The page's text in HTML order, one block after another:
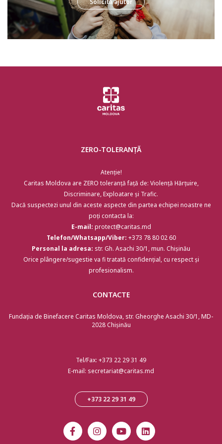
Solicită ajutor
ZERO-TOLERANȚĂ
Atenție!
Caritas Moldova are ZERO toleranță față de: Violență Hărțuire,
Discriminare, Exploatare și Trafic.
Dacă suspectezi unul din aceste aspecte din partea echipei noastre ne
poți contacta la:
E-mail: protect@caritas.md
Telefon/Whatsapp/Viber: +373 78 80 02 60
Personal la adresa: str. Gh. Asachi 30/1, mun. Chișinău
Orice plângere/sugestie va fi tratată confidențial, cu respect și
profesionalism.
CONTACTE
Fundația de Binefacere Caritas Moldova, str. Gheorghe Asachi 30/1, MD-
2028 Chişinău
Tel/Fax: +373 22 29 31 49
E-mail: secretariat@caritas.md
+373 22 29 31 49